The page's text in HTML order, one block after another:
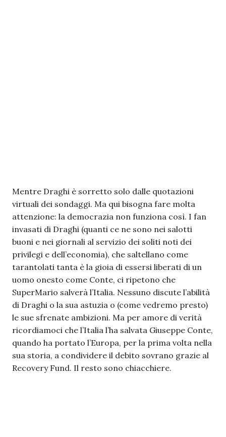
Mentre Draghi è sorretto solo dalle quotazioni
virtuali dei sondaggi. Ma qui bisogna fare molta
attenzione: la democrazia non funziona così. I fan
invasati di Draghi (quanti ce ne sono nei salotti
buoni e nei giornali al servizio dei soliti noti dei
privilegi e dell’economia), che saltellano come
tarantolati tanta è la gioia di essersi liberati di un
uomo onesto come Conte, ci ripetono che
SuperMario salverà l’Italia. Nessuno discute l’abilità
di Draghi o la sua astuzia o (come vedremo presto)
le sue sfrenate ambizioni. Ma per amore di verità
ricordiamoci che l’Italia l’ha salvata Giuseppe Conte,
quando ha portato l’Europa, per la prima volta nella
sua storia, a condividere il debito sovrano grazie al
Recovery Fund. Il resto sono chiacchiere.